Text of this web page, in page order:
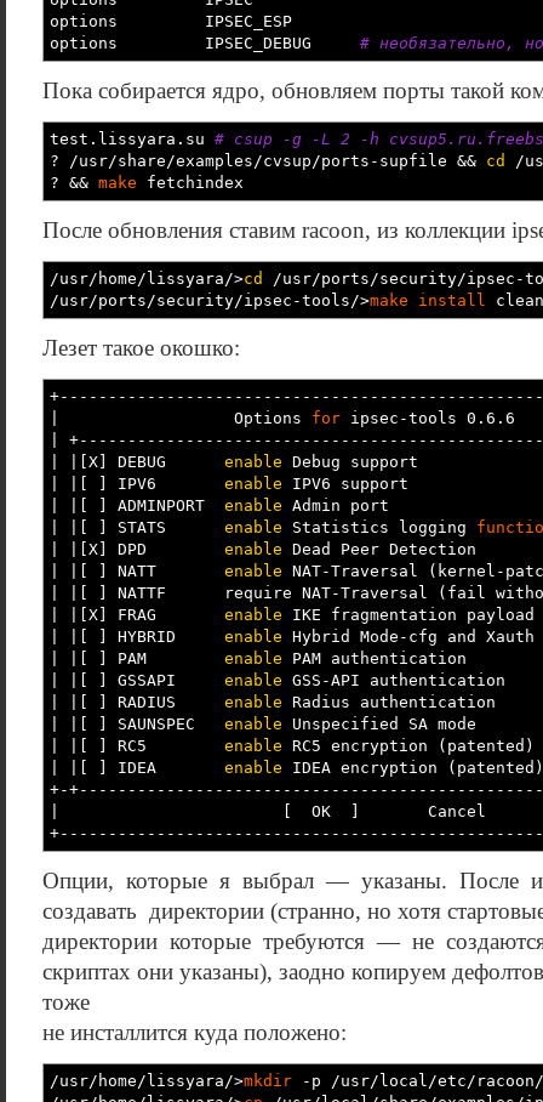
options IPSEC_ESP
options IPSEC_DEBUG # необязательно,
Пока собирается ядро, обновляем порты такой
test.lissyara.su # csup -g -L 2 -h
? /usr/share/examples/cvsup/ports-supfile && cd /
? && make fetchindex
После обновления ставим racoon, из коллекции
/usr/ home/ lissyara/>cd /usr/ports/security/ipsec-
/usr/ports/security/ipsec-tools/>make install clean
Лезет такое окошко:
Options for ipsec-
X DEBUG enable Debug
IPV6 enable IPV6
ADMINPORT enable Admin
STATS enable Statistics logging
X DPD enable Dead Peer
NATT enable NAT-Traversal ( kernel-
NATTF require NAT-Traversal ( fail
X FRAG enable IKE fragmentation
HYBRID enable Hybrid Mode-cfg and
PAM enable PAM
GSSAPI enable GSS-API
RADIUS enable Radius
SAUNSPEC enable Unspecified
RC5 enable RC5 encryption ( patented )
IDEA enable IDEA encryption ( patented )
+-
OK
Опции, которые я выбрал — указаны. После
создавать директории (странно, но хотя
директории которые требуются — не
скриптах они указаны), заодно копируем
тоже
не инсталлится куда положено:
/usr/ home/ lissyara/>mkdir -p /usr/ local/etc/ racoon/